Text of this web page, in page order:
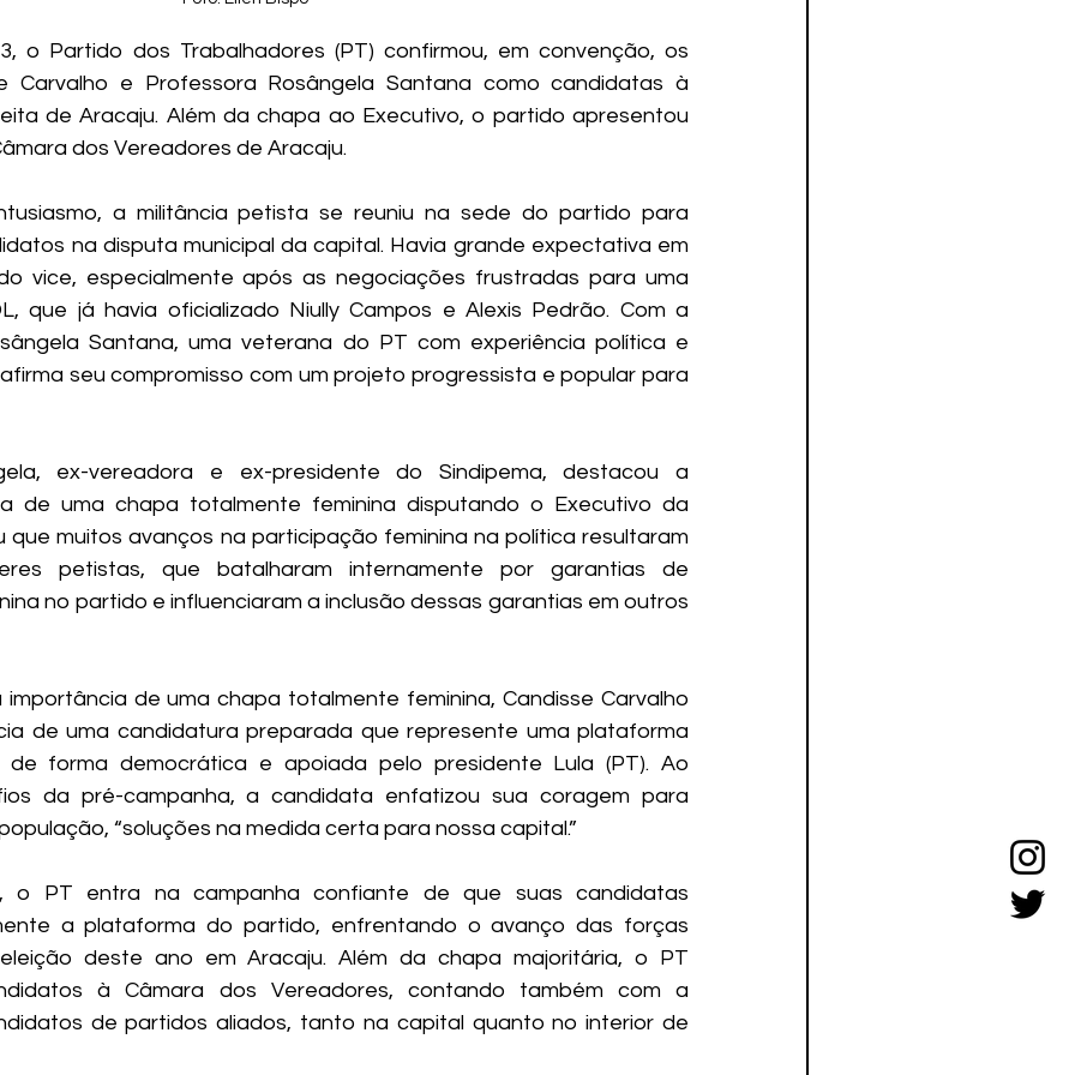
o Partido dos Trabalhadores (PT) confirmou, em convenção, os
Carvalho e Professora Rosângela Santana como candidatas à
de Aracaju. Além da chapa ao Executivo, o partido apresentou
dos Vereadores de Aracaju.
a militância petista se reuniu na sede do partido para
na disputa municipal da capital. Havia grande expectativa em
vice, especialmente após as negociações frustradas para uma
que já havia oficializado Niully Campos e Alexis Pedrão. Com a
Santana, uma veterana do PT com experiência política e
seu compromisso com um projeto progressista e popular para
ex-vereadora e ex-presidente do Sindipema, destacou a
de uma chapa totalmente feminina disputando o Executivo da
que muitos avanços na participação feminina na política resultaram
petistas, que batalharam internamente por garantias de
no partido e influenciaram a inclusão dessas garantias em outros
de uma chapa totalmente feminina, Candisse Carvalho
de uma candidatura preparada que represente uma plataforma
de forma democrática e apoiada pelo presidente Lula (PT). Ao
da pré-campanha, a candidata enfatizou sua coragem para
“soluções na medida certa para nossa capital.”
o PT entra na campanha confiante de que suas candidatas
a plataforma do partido, enfrentando o avanço das forças
deste ano em Aracaju. Além da chapa majoritária, o PT
à Câmara dos Vereadores, contando também com a
de partidos aliados, tanto na capital quanto no interior de